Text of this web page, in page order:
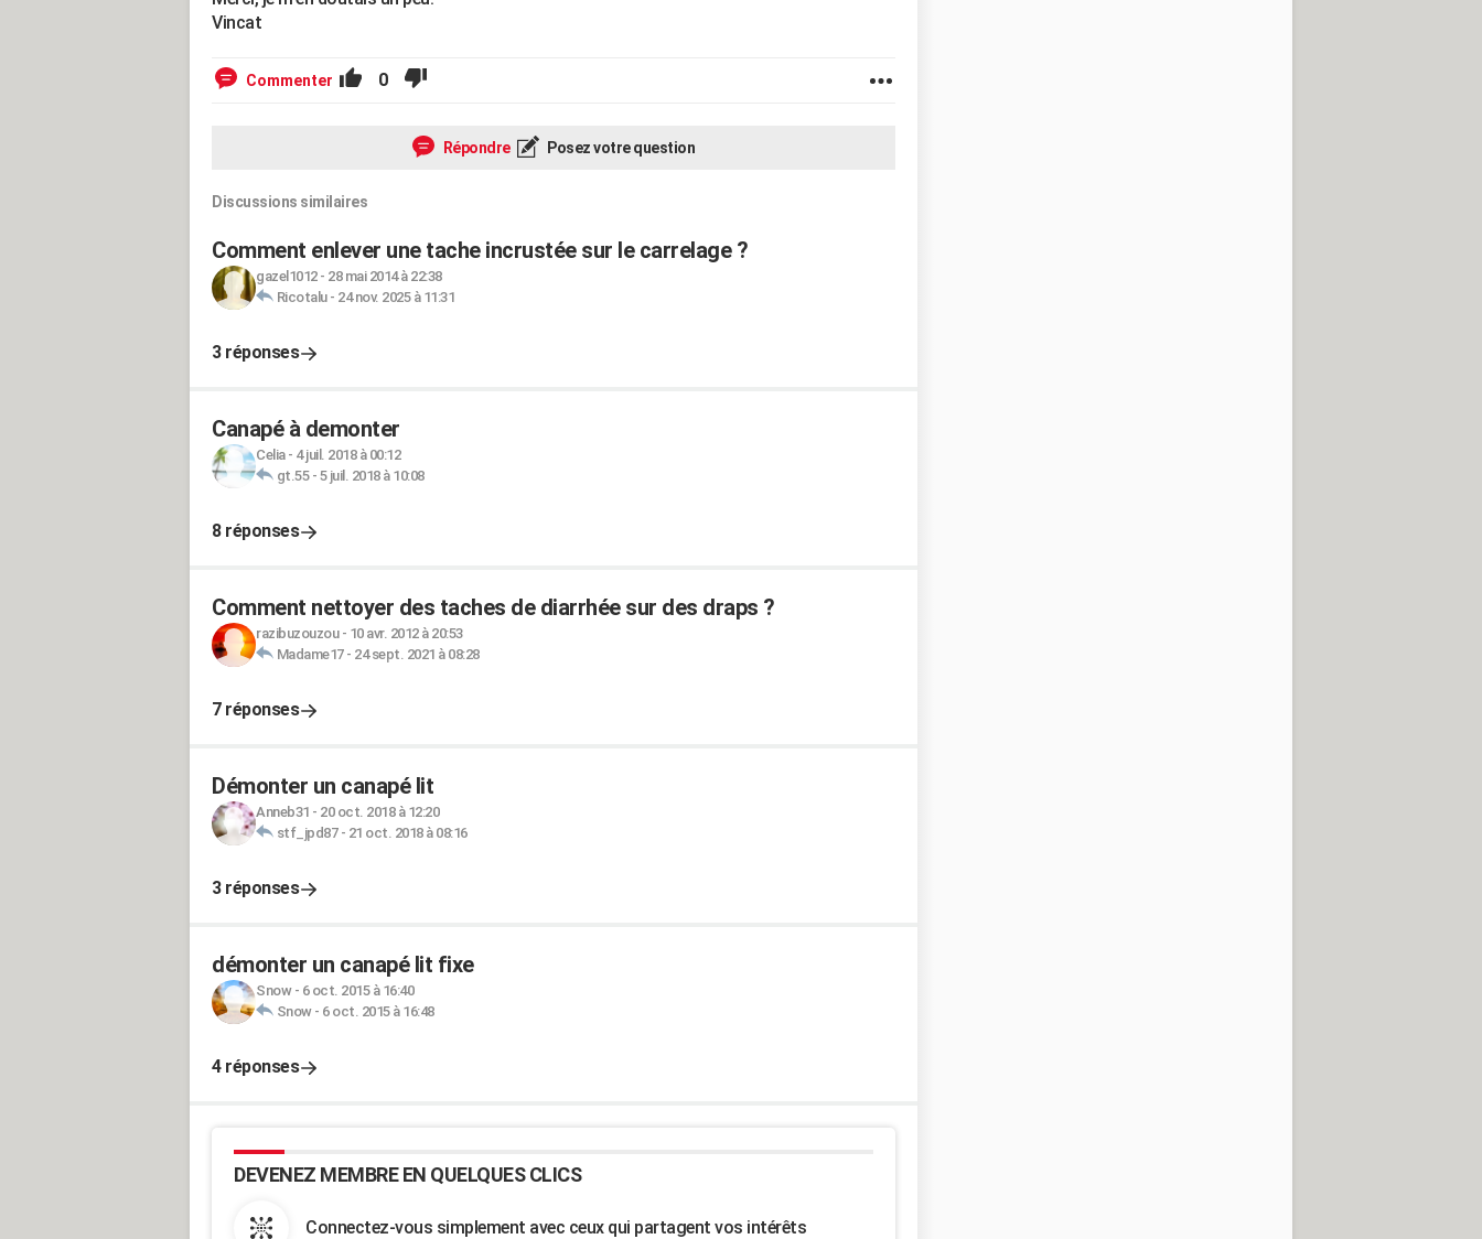
Vincat
Commenter 0
Répondre Posez votre question
Discussions similaires
Comment enlever une tache incrustée sur le carrelage ?
gazel1012- 28 mai 2014 à 22:38
Ricotalu- 24 nov. 2025 à 11:31
3 réponses
Canapé à demonter
Celia- 4 juil. 2018 à 00:12
gt.55- 5 juil. 2018 à 10:08
8 réponses
Comment nettoyer des taches de diarrhée sur des draps ?
razibuzouzou- 10 avr. 2012 à 20:53
Madame17- 24 sept. 2021 à 08:28
7 réponses
Démonter un canapé lit
Anneb31 - 20 oct. 2018 à 12:20
stf_jpd87- 21 oct. 2018 à 08:16
3 réponses
démonter un canapé lit fixe
Snow- 6 oct. 2015 à 16:40
Snow- 6 oct. 2015 à 16:48
4 réponses
DEVENEZ MEMBRE EN QUELQUES CLICS
Connectez-vous simplement avec ceux qui partagent vos intérêts